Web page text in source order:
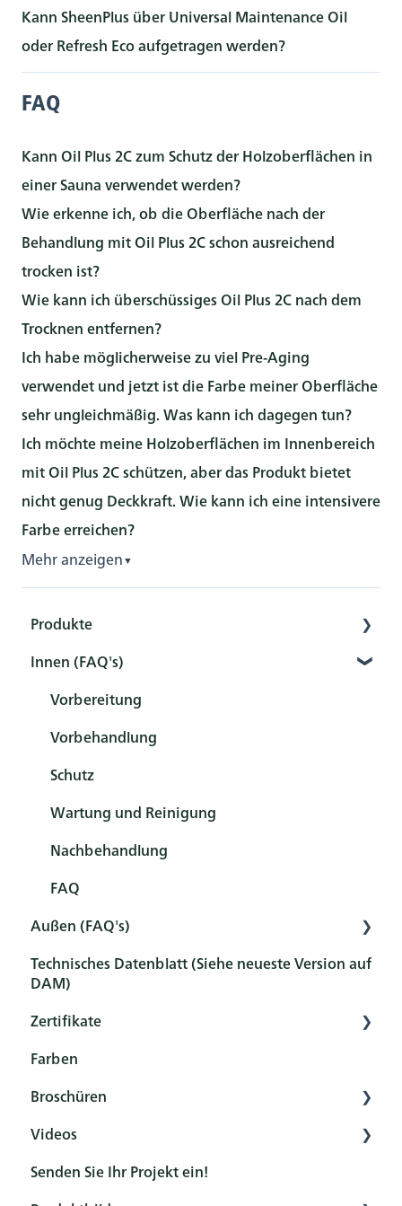
Kann SheenPlus über Universal Maintenance Oil
oder Refresh Eco aufgetragen werden?
FAQ
Kann Oil Plus 2C zum Schutz der Holzoberflächen in
einer Sauna verwendet werden?
Wie erkenne ich, ob die Oberfläche nach der
Behandlung mit Oil Plus 2C schon ausreichend
trocken ist?
Wie kann ich überschüssiges Oil Plus 2C nach dem
Trocknen entfernen?
Ich habe möglicherweise zu viel Pre-Aging
verwendet und jetzt ist die Farbe meiner Oberfläche
sehr ungleichmäßig. Was kann ich dagegen tun?
Ich möchte meine Holzoberflächen im Innenbereich
mit Oil Plus 2C schützen, aber das Produkt bietet
nicht genug Deckkraft. Wie kann ich eine intensivere
Farbe erreichen?
Mehr anzeigen▼
Produkte
Innere
Außen
Werkzeug
Sets
Innen (FAQ's)
Vorbereitung
Vorbehandlung
Schutz
Wartung und Reinigung
Nachbehandlung
FAQ
Außen (FAQ's)
Vorbehandlung
Technisches Datenblatt (Siehe neueste Version auf
DAM)
Zertifikate
Übersicht
Zertifikate
Farben
Broschüren
Allgemein
Produkt
Videos
Rubio Monocoat YouTube-Kanal
Senden Sie Ihr Projekt ein!